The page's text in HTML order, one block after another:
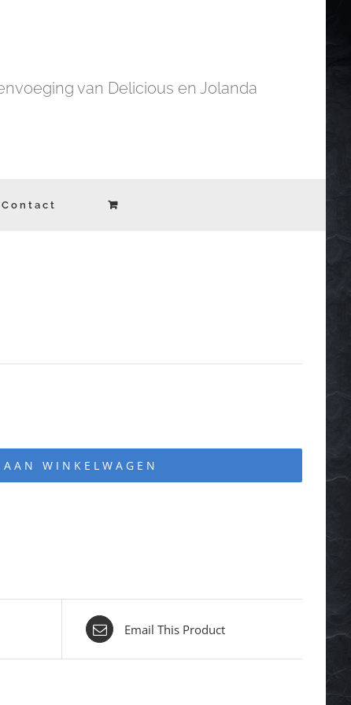
van Delicious en Jolanda
Contact
WINKELWAGEN
Email This Product